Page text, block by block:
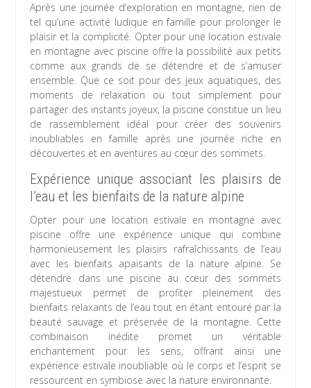
Après une journée d’exploration en montagne, rien de
tel qu’une activité ludique en famille pour prolonger le
plaisir et la complicité. Opter pour une location estivale
en montagne avec piscine offre la possibilité aux petits
comme aux grands de se détendre et de s’amuser
ensemble. Que ce soit pour des jeux aquatiques, des
moments de relaxation ou tout simplement pour
partager des instants joyeux, la piscine constitue un lieu
de rassemblement idéal pour créer des souvenirs
inoubliables en famille après une journée riche en
découvertes et en aventures au cœur des sommets.
Expérience unique associant les plaisirs de
l’eau et les bienfaits de la nature alpine
Opter pour une location estivale en montagne avec
piscine offre une expérience unique qui combine
harmonieusement les plaisirs rafraîchissants de l’eau
avec les bienfaits apaisants de la nature alpine. Se
détendre dans une piscine au cœur des sommets
majestueux permet de profiter pleinement des
bienfaits relaxants de l’eau tout en étant entouré par la
beauté sauvage et préservée de la montagne. Cette
combinaison inédite promet un véritable
enchantement pour les sens, offrant ainsi une
expérience estivale inoubliable où le corps et l’esprit se
ressourcent en symbiose avec la nature environnante.